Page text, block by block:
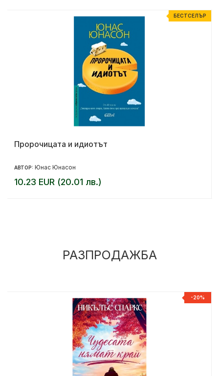
БЕСТСЕЛЪР
Пророчицата и идиотът
АВТОР: Юнас Юнасон
10.23 EUR (20.01 лв.)
РАЗПРОДАЖБА
-20%